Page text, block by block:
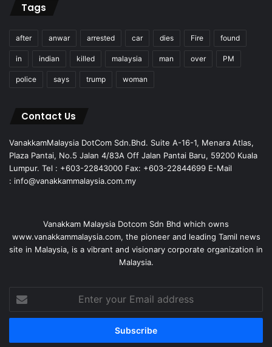
Tags
after anwar arrested car dies Fire found
in indian killed malaysia man over PM
police says trump woman
Contact Us
VanakkamMalaysia DotCom Sdn.Bhd. Suite A-16-1, Menara Atlas,
Plaza Pantai, No.5 Jalan 4/83A Off Jalan Pantai Baru, 59200 Kuala
Lumpur. Tel : +603-22843000 Fax: +603-22844699 E-Mail
: info@vanakkammalaysia.com.my
Vanakkam Malaysia Dotcom Sdn Bhd which owns
www.vanakkammalaysia.com, the pioneer and leading Tamil news
site in Malaysia, is a vibrant and visionary corporate organization in
Malaysia.
your
Email